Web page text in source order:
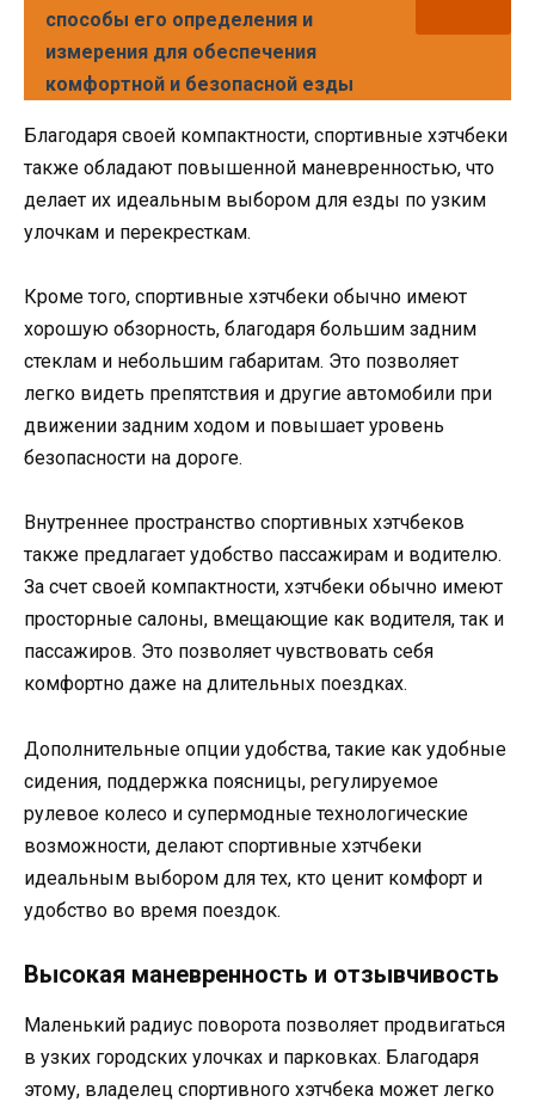
способы его определения и
измерения для обеспечения
комфортной и безопасной езды
Благодаря своей компактности, спортивные хэтчбеки
также обладают повышенной маневренностью, что
делает их идеальным выбором для езды по узким
улочкам и перекресткам.
Кроме того, спортивные хэтчбеки обычно имеют
хорошую обзорность, благодаря большим задним
стеклам и небольшим габаритам. Это позволяет
легко видеть препятствия и другие автомобили при
движении задним ходом и повышает уровень
безопасности на дороге.
Внутреннее пространство спортивных хэтчбеков
также предлагает удобство пассажирам и водителю.
За счет своей компактности, хэтчбеки обычно имеют
просторные салоны, вмещающие как водителя, так и
пассажиров. Это позволяет чувствовать себя
комфортно даже на длительных поездках.
Дополнительные опции удобства, такие как удобные
сидения, поддержка поясницы, регулируемое
рулевое колесо и супермодные технологические
возможности, делают спортивные хэтчбеки
идеальным выбором для тех, кто ценит комфорт и
удобство во время поездок.
Высокая маневренность и отзывчивость
Маленький радиус поворота позволяет продвигаться
в узких городских улочках и парковках. Благодаря
этому, владелец спортивного хэтчбека может легко